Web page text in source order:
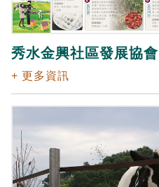
秀水金興社區發展協會
+ 更多資訊